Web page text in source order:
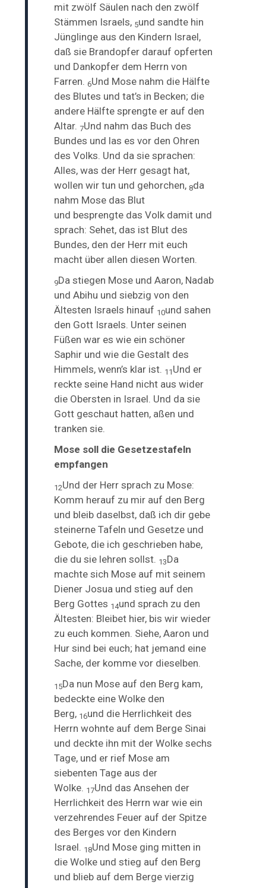
mit zwölf Säulen nach den zwölf
Stämmen Israels, 5und sandte hin
Jünglinge aus den Kindern Israel,
daß sie Brandopfer darauf opferten
und Dankopfer dem Herrn von
Farren. 6Und Mose nahm die Hälfte
des Blutes und tat’s in Becken; die
andere Hälfte sprengte er auf den
Altar. 7Und nahm das Buch des
Bundes und las es vor den Ohren
des Volks. Und da sie sprachen:
Alles, was der Herr gesagt hat,
wollen wir tun und gehorchen,8da
nahm Mose das Blut
und besprengte das Volk damit und
sprach: Sehet, das ist Blut des
Bundes, den der Herr mit euch
macht über allen diesen Worten.
9Da stiegen Mose und Aaron, Nadab
und Abihu und siebzig von den
Ältesten Israels hinauf 10und sahen
den Gott Israels. Unter seinen
Füßen war eswie ein schöner
Saphir und wie die Gestalt des
Himmels, wenn’s klar ist. 11 Und er
reckteseine Hand nicht aus wider
die Obersten in Israel. Und da sie
Gott geschaut hatten, aßen und
tranken sie.
Mose soll die Gesetzestafeln
empfangen
12Und der Herr sprach zu Mose:
Komm herauf zu mir auf den Berg
und bleib daselbst, daß ich dir gebe
steinerne Tafeln und Gesetze und
Gebote, die ich geschrieben habe,
die du sie lehren sollst. 13Da
machte sich Mose auf mit seinem
Diener Josua und stieg auf den
Berg Gottes 14und sprach zu den
Ältesten: Bleibet hier, bis wir wieder
zu euch kommen. Siehe, Aaron und
Hur sind bei euch; hat jemand eine
Sache, der komme vor dieselben.
15Da nun Mose auf den Berg kam,
bedeckte eine Wolke den
Berg, 16und die Herrlichkeit des
Herrn wohnte auf dem Berge Sinai
und deckte ihn mit der Wolke sechs
Tage, und er rief Mose am
siebenten Tage aus der
Wolke. 17Und das Ansehen der
Herrlichkeit des Herrn war wie ein
verzehrendes Feuer auf der Spitze
des Berges vor den Kindern
Israel. 18Und Mose ging mitten in
die Wolke und stieg auf den Berg
und blieb auf dem Bergevierzig